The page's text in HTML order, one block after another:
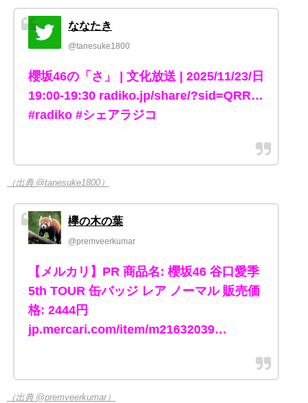
ななたき
@tanesuke1800
櫻坂46の「さ」 | 文化放送 | 2025/11/23/日
19:00-19:30 radiko.jp/share/?sid=QRR…
#radiko #シェアラジコ
（出典 @tanesuke1800）
欅の木の葉
@premveerkumar
【メルカリ】PR 商品名: 櫻坂46 谷口愛季
5th TOUR 缶バッジ レア ノーマル 販売価
格: 2444円
jp.mercari.com/item/m21632039…
（出典 @premveerkumar）